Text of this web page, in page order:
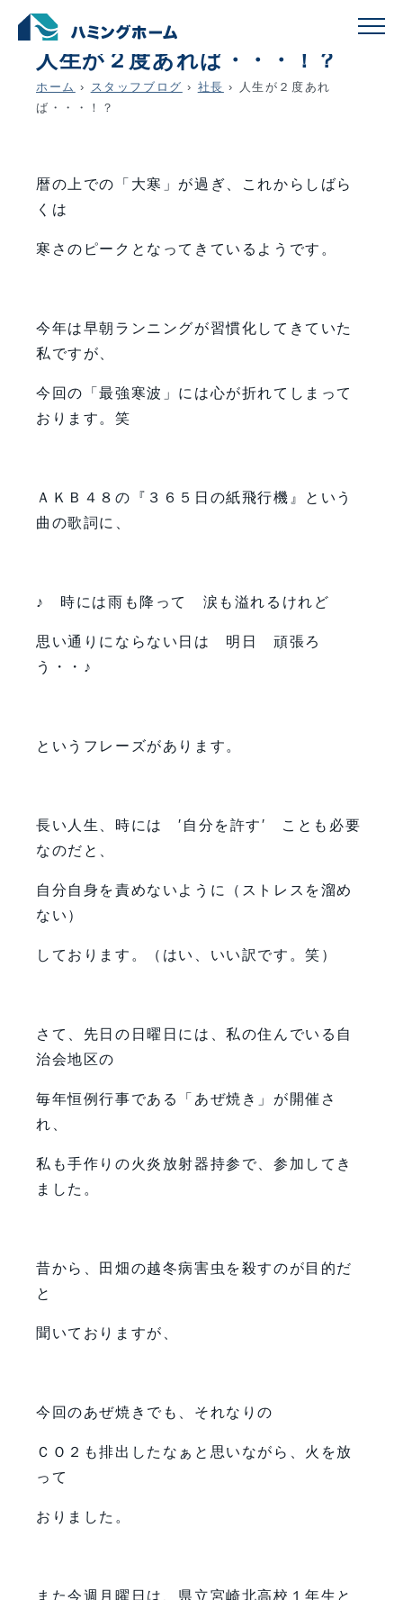
schedule
人生が２度あれば・・・！？
ホーム › スタッフブログ › 社長 ›
人生が２度あれ
ば・・・！？
暦の上での「大寒」が過ぎ、これからしばら
くは
寒さのピークとなってきているようです。
今年は早朝ランニングが習慣化してきていた
私ですが、
今回の「最強寒波」には心が折れてしまって
おります。笑
ＡＫＢ４８の『３６５日の紙飛行機』という
曲の歌詞に、
♪ 時には雨も降って 涙も溢れるけれど
思い通りにならない日は 明日 頑張ろ
う・・♪
というフレーズがあります。
長い人生、時には ′自分を許す′ ことも必要
なのだと、
自分自身を責めないように（ストレスを溜め
ない）
しております。（はい、いい訳です。笑）
さて、先日の日曜日には、私の住んでいる自
治会地区の
毎年恒例行事である「あぜ焼き」が開催さ
れ、
私も手作りの火炎放射器持参で、参加してき
ました。
昔から、田畑の越冬病害虫を殺すのが目的だ
と
聞いておりますが、
今回のあぜ焼きでも、それなりの
ＣＯ２も排出したなぁと思いながら、火を放
って
おりました。
また今週月曜日は、県立宮崎北高校１年生と